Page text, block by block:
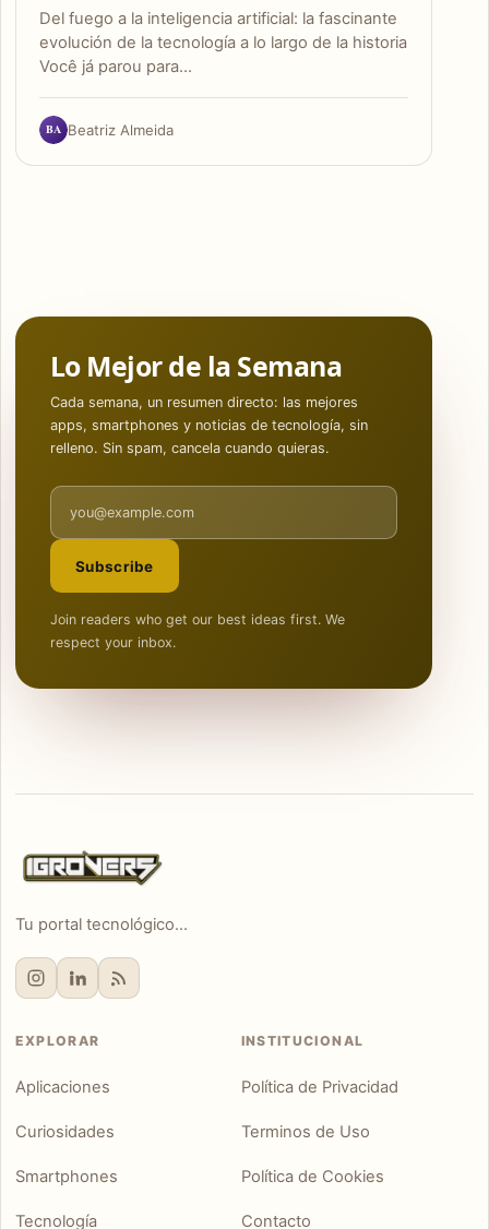
Del fuego a la inteligencia artificial: la fascinante
evolución de la tecnología a lo largo de la historia
Você já parou para…
BA Beatriz Almeida
Lo Mejor de la Semana
Cada semana, un resumen directo: las mejores
apps, smartphones y noticias de tecnología, sin
relleno. Sin spam, cancela cuando quieras.
Email address
Subscribe
Join readers who get our best ideas first. We
respect your inbox.
Tu portal tecnológico...
EXPLORAR
Aplicaciones
Curiosidades
Smartphones
Tecnología
INSTITUCIONAL
Política de Privacidad
Terminos de Uso
Política de Cookies
Contacto